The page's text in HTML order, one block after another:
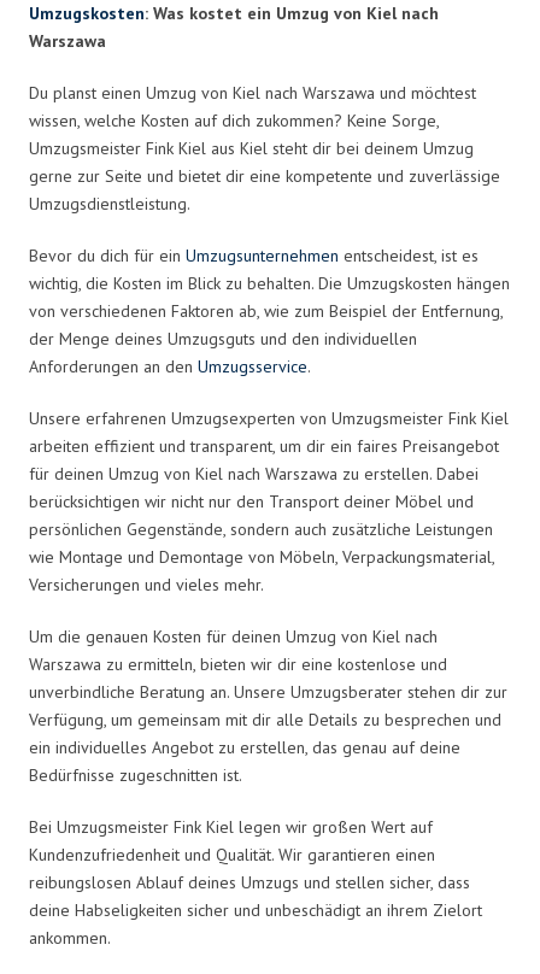
Umzugskosten: Was kostet ein Umzug von Kiel nach
Warszawa
Du planst einen Umzug von Kiel nach Warszawa und möchtest
wissen, welche Kosten auf dich zukommen? Keine Sorge,
Umzugsmeister Fink Kiel aus Kiel steht dir bei deinem Umzug
gerne zur Seite und bietet dir eine kompetente und zuverlässige
Umzugsdienstleistung.
Bevor du dich für ein Umzugsunternehmen entscheidest, ist es
wichtig, die Kosten im Blick zu behalten. Die Umzugskosten hängen
von verschiedenen Faktoren ab, wie zum Beispiel der Entfernung,
der Menge deines Umzugsguts und den individuellen
Anforderungen an den Umzugsservice.
Unsere erfahrenen Umzugsexperten von Umzugsmeister Fink Kiel
arbeiten effizient und transparent, um dir ein faires Preisangebot
für deinen Umzug von Kiel nach Warszawa zu erstellen. Dabei
berücksichtigen wir nicht nur den Transport deiner Möbel und
persönlichen Gegenstände, sondern auch zusätzliche Leistungen
wie Montage und Demontage von Möbeln, Verpackungsmaterial,
Versicherungen und vieles mehr.
Um die genauen Kosten für deinen Umzug von Kiel nach
Warszawa zu ermitteln, bieten wir dir eine kostenlose und
unverbindliche Beratung an. Unsere Umzugsberater stehen dir zur
Verfügung, um gemeinsam mit dir alle Details zu besprechen und
ein individuelles Angebot zu erstellen, das genau auf deine
Bedürfnisse zugeschnitten ist.
Bei Umzugsmeister Fink Kiel legen wir großen Wert auf
Kundenzufriedenheit und Qualität. Wir garantieren einen
reibungslosen Ablauf deines Umzugs und stellen sicher, dass
deine Habseligkeiten sicher und unbeschädigt an ihrem Zielort
ankommen.